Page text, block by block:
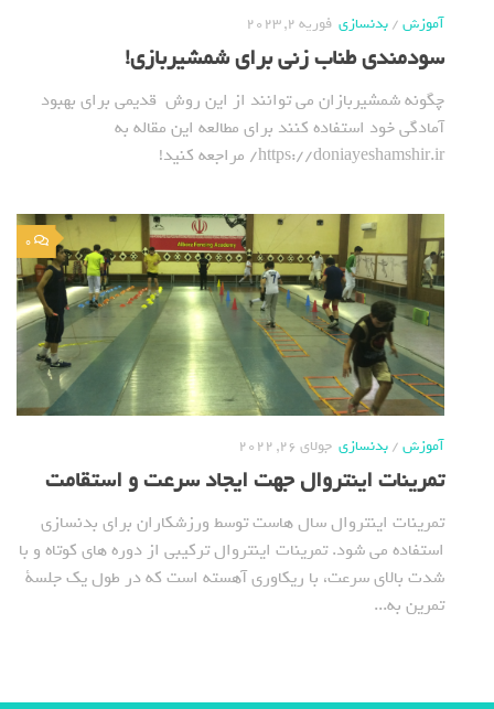
آموزش/بدنسازی فوریه 2, 2023
سودمندی طناب زنی برای شمشیربازی!
چگونه شمشیربازان می توانند از این روش قدیمی برای بهبود
آمادگی خود استفاده کنند برای مطالعه این مقاله به
https://doniayeshamshir.ir/ مراجعه کنید!
0
آموزش/بدنسازی جولای 26, 2022
تمرینات اینتروال جهت ایجاد سرعت و استقامت
تمرینات اینتروال سال هاست توسط ورزشکاران برای بدنسازی
استفاده می شود. تمرینات اینتروال ترکیبی از دوره های کوتاه و با
شدت بالای سرعت، با ریکاوری آهسته است که در طول یک جلسة
تمرین به...